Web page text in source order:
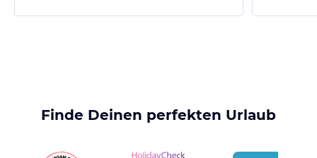
Finde Deinen perfekten Urlaub